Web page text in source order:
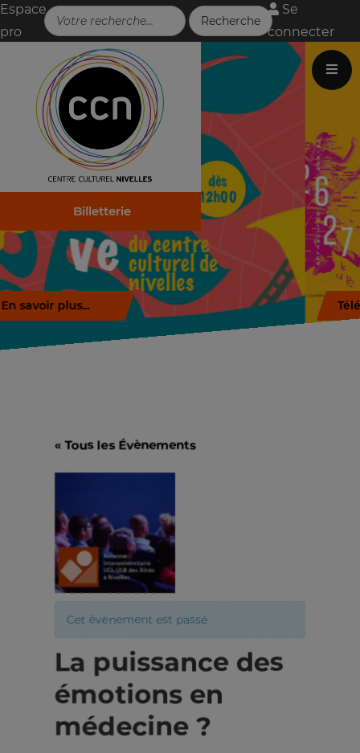
Espace
pro
Se
connecter
Billetterie
Télécharger la brochure (.pdf)
« Tous les Évènements
Cet évènement est passé
La puissance des
émotions en
médecine ?